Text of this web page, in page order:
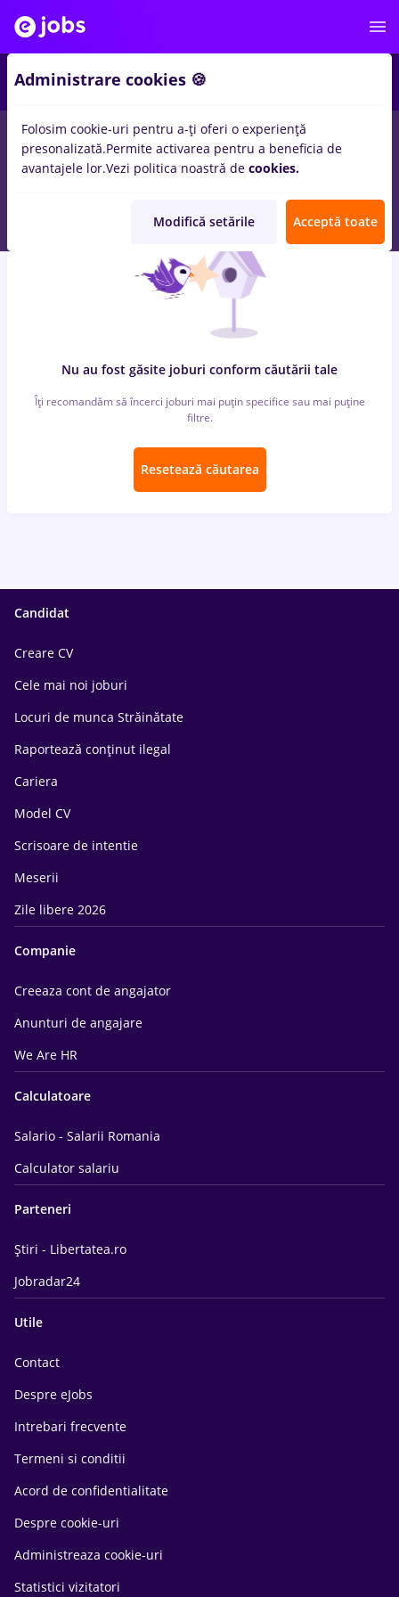
locuri de muncapeisagist in StrainatatepentruStudent,
Entry-Level (< 2 ani)inTransport / Distributie, Medicina /
Sanatate
Nu au fost găsite joburi conform căutării tale
Îți recomandăm să încerci joburi mai puțin specifice sau mai puține
filtre.
Resetează căutarea
Candidat
Creare CV
Cele mai noi joburi
Locuri de munca Străinătate
Raportează conținut ilegal
Cariera
Model CV
Scrisoare de intentie
Meserii
Zile libere 2026
Companie
Creeaza cont de angajator
Anunturi de angajare
We Are HR
Calculatoare
Salario - Salarii Romania
Calculator salariu
Parteneri
Știri - Libertatea.ro
Jobradar24
Utile
Contact
Despre eJobs
Intrebari frecvente
Termeni si conditii
Acord de confidentialitate
Despre cookie-uri
Administreaza cookie-uri
Statistici vizitatori
Administrare cookies 🍪
Folosim cookie-uri pentru a-ți oferi o experiență
presonalizată.Permite activarea pentru a beneficia de
avantajele lor.Vezi politica noastră de cookies.
Modifică setările Acceptă toate